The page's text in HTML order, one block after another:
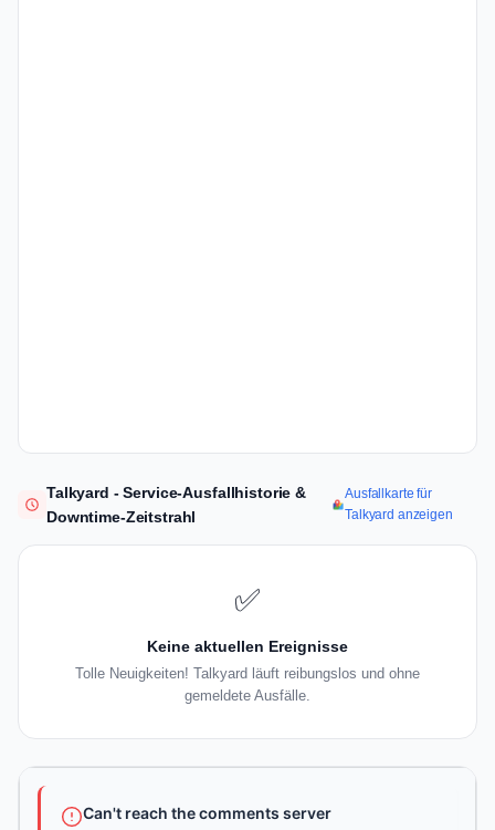
Talkyard - Service-Ausfallhistorie &
Downtime-Zeitstrahl
Ausfallkarte für
Talkyard anzeigen
✅
Keine aktuellen Ereignisse
Tolle Neuigkeiten! Talkyard läuft reibungslos und ohne
gemeldete Ausfälle.
Can't reach the comments server